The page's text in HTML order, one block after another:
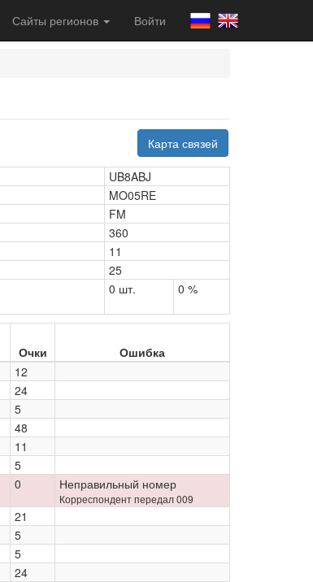
Сайты регионов Войти
Карта связей
UB8ABJ
MO05RE
FM
360
11
25
0 шт. 0 %
Очки Ошибка
12
24
5
48
11
5
0 Неправильный номер
Корреспондент передал 009
21
5
5
24